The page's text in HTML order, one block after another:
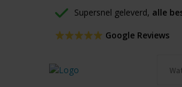
Supersnel geleverd, alle
Google Reviews